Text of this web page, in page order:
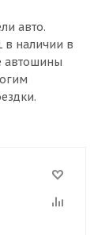
авто.
в наличии в
автошины